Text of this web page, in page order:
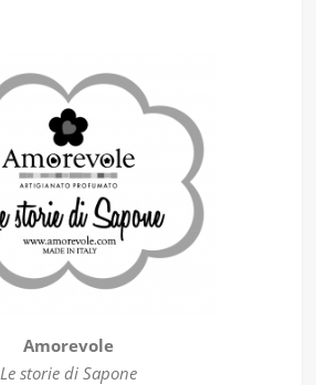
Amorevole
Le storie di Sapone